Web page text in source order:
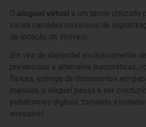
O aluguel virtual é um termo utilizado
várias camadas possíveis de
de locação de imóveis.
Em vez de depender exclusivamente
presenciais e altamente burocráticas,
físicas, entrega de documentos em
manuais, o aluguel passa a ser
plataformas digitais, tornando a
acessível.